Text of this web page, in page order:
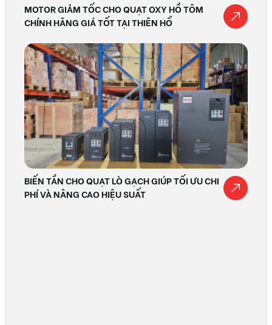
MOTOR GIẢM TỐC CHO QUẠT OXY HỒ TÔM
CHÍNH HÃNG GIÁ TỐT TẠI THIÊN HỔ
BIẾN TẦN CHO QUẠT LÒ GẠCH GIÚP TỐI ƯU CHI
PHÍ VÀ NÂNG CAO HIỆU SUẤT